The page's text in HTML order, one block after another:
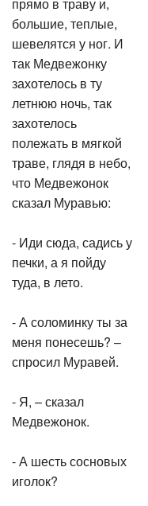
большие, теплые,
шевелятся у ног. И
так Медвежонку
захотелось в ту
летнюю ночь, так
захотелось
полежать в мягкой
траве, глядя в небо,
что Медвежонок
сказал Муравью:
- Иди сюда, садись у
печки, а я пойду
туда, в лето.
- А соломинку ты за
меня понесешь? –
спросил Муравей.
- Я, – сказал
Медвежонок.
- А шесть сосновых
иголок?